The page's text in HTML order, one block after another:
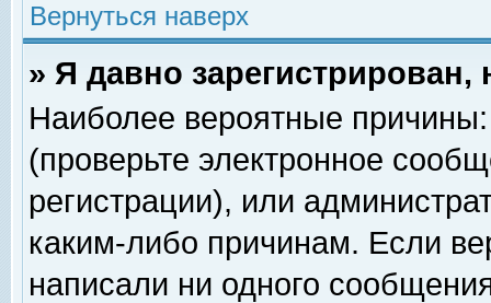
Вернуться наверх
» Я давно
Наиболее вероятные
(проверьте электронное
регистрации), или
каким-либо причинам. Если
написали ни одного